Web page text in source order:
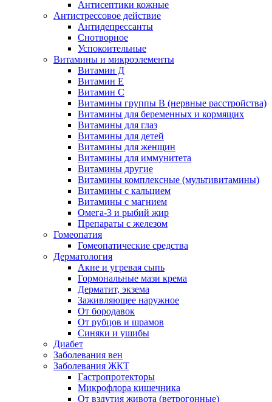
Антисептики кожные
Антистрессовое действие
Антидепрессанты
Снотворное
Успокоительные
Витамины и микроэлементы
Витамин Д
Витамин Е
Витамин С
Витамины группы В (нервные расстройства)
Витамины для беременных и кормящих
Витамины для глаз
Витамины для детей
Витамины для женщин
Витамины для иммунитета
Витамины другие
Витамины комплексные (мультивитамины)
Витамины с кальцием
Витамины с магнием
Омега-3 и рыбий жир
Препараты с железом
Гомеопатия
Гомеопатические средства
Дерматология
Акне и угревая сыпь
Гормональные мази крема
Дерматит, экзема
Заживляющее наружное
От бородавок
От рубцов и шрамов
Синяки и ушибы
Диабет
Заболевания вен
Заболевания ЖКТ
Гастропротекторы
Микрофлора кишечника
От вздутия живота (ветрогонные)